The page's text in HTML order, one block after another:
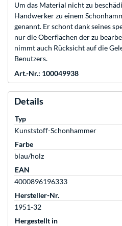
Um das Material nicht zu
Handwerker zu einem
genannt. Er schont dank seines
nur die Oberflächen der zu
nimmt auch Rücksicht auf die
Benutzers.
Art.-Nr.: 100049938
Details
Typ
Kunststoff-Schonhammer
Farbe
blau/holz
EAN
4000896196333
Hersteller-Nr.
1951-32
Hergestellt in